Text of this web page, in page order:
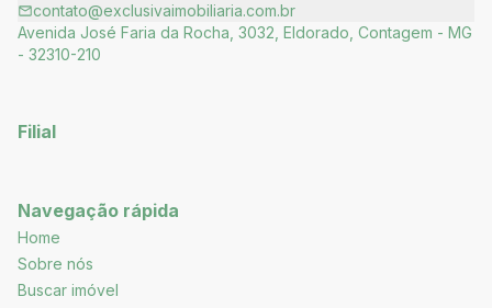
contato@exclusivaimobiliaria.com.br
Avenida José Faria da Rocha, 3032, Eldorado, Contagem - MG
- 32310-210
Filial
Navegação rápida
Home
Sobre nós
Buscar imóvel